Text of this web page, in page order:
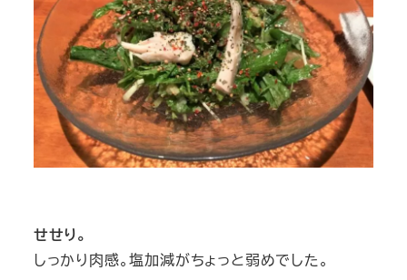
せせり。
しっかり肉感。塩加減がちょっと弱めでした。